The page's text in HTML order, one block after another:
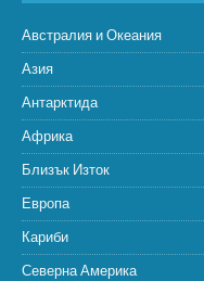
Австралия и Океания
Азия
Антарктида
Африка
Близък Изток
Европа
Кариби
Северна Америка